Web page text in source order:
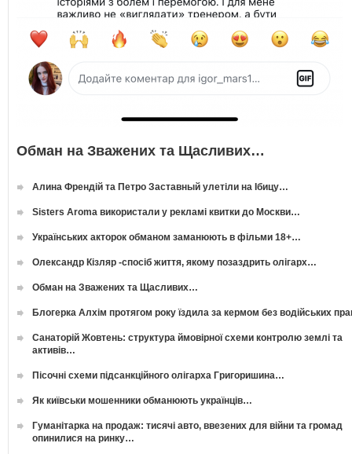
Обман на Зважених та Щасливих…
Алина Френдій та Петро Заставный улетіли на Ібицу…
Sisters Aroma використали у рекламі квитки до Москви…
Українських акторок обманом заманюють в фільми 18+…
Олександр Кізляр -спосіб життя, якому позаздрить олігарх…
Обман на Зважених та Щасливих…
Блогерка Алхім протягом року їздила за кермом без водійських
Санаторій Жовтень: структура ймовірної схеми контролю землі та
активів…
Пісочні схеми підсанкційного олігарха Григоришина…
Як київськи мошенники обманюють українців…
Гуманітарка на продаж: тисячі авто, ввезених для війни та громад
опинилися на ринку…